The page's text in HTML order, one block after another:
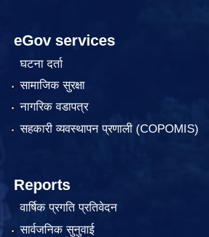
eGov services
घटना दर्ता
सामाजिक सुरक्षा
नागरिक वडापत्र
सहकारी व्यवस्थापन प्रणाली (COPOMIS)
Reports
वार्षिक प्रगति प्रतिवेदन
सार्वजनिक सुनुवाई